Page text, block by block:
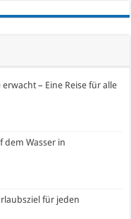
– Eine Reise für alle
dem Wasser in
für jeden